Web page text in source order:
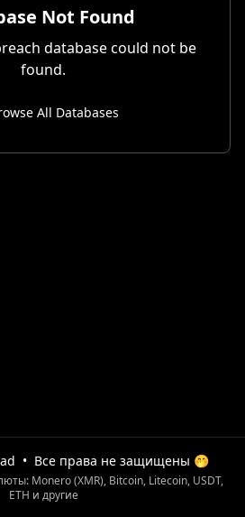
Not Found
database could not be
found.
All Databases
• Все права не защищены 🤭
Monero (XMR), Bitcoin, Litecoin, USDT,
ETH и другие